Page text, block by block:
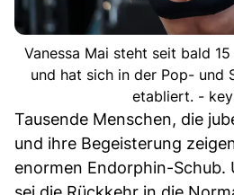
Vanessa Mai steht seit bald
und hat sich in der Pop- und
etabliert. -
Tausende Menschen, die
und ihre Begeisterung
enormen Endorphin-Schub.